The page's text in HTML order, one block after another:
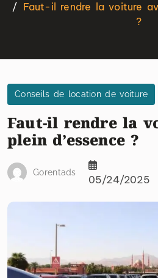
Faut-il rendre la voiture
?
Conseils de location de voiture
Faut-il rendre la
plein d’essence ?
Gorentads
05/24/2025